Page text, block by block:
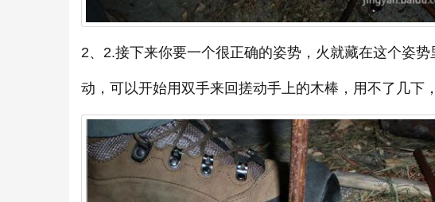
2、2.接下来你要一个很正确的姿势，火就藏在这个姿
动，可以开始用双手来回搓动手上的木棒，用不了几下